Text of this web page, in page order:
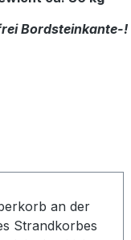
Bordsteinkante-